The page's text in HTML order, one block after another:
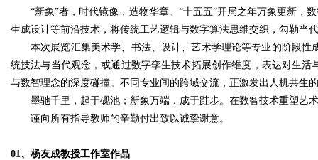
“新象”者，时代镜像，造物华章。“十五五”开局之年万象更新，
生成设计等前沿技术，将传统工艺逻辑与数字算法思维交织，勾勒当
本次展览汇集美术学、书法、设计、艺术学理论等专业的阶段
统技法与当代观念，或通过数字孪生技术拓展创作维度，表达对生
与数智理念的深度碰撞。不同专业间的跨域交流，正激发出人机共生
墨驰千里，起于砚池；新象万端，成于跬步。在数智技术重塑艺
谨向所有指导教师的辛勤付出致以诚挚谢意。
01、杨友成教授工作室作品